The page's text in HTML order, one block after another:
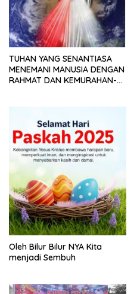
TUHAN YANG SENANTIASA
MENEMANI MANUSIA DENGAN
RAHMAT DAN KEMURAHAN-
Oleh Bilur Bilur NYA Kita
menjadi Sembuh